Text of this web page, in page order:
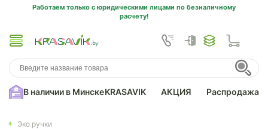
Работаем только с юридическими лицами по безналичному
расчету!
В наличии в МинскеKRASAVIK АКЦИЯ Распродажа
Эко ручки